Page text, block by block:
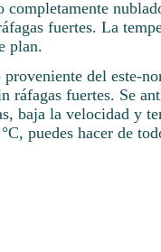
fuertes. La
plan.
del este-
ráfagas fuertes. Se
baja la velocidad y
puedes hacer de